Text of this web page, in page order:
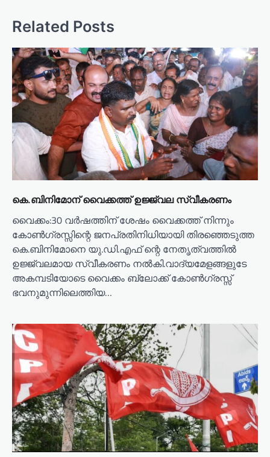
a
i
g
a
t
i
n
Related Posts
കെ.ബിനിമോന് വൈക്കത്ത് ഉജ്ജ്വല സ്വീകരണം
വൈക്കം:30 വര്‍ഷത്തിന് ശേഷം വൈക്കത്ത് നിന്നും
കോണ്‍ഗ്രസ്സിന്റെ ജനപ്രതിനിധിയായി തിരഞ്ഞെടുത്ത
കെ.ബിനിമോനെ യു.ഡി.എഫ് ന്റെ നേതൃത്വത്തില്‍
ഉജ്ജ്വലമായ സ്വീകരണം നല്‍കി.വാദ്യമേളങ്ങളുടേ
അകമ്പടിയോടെ വൈക്കം ബ്ലോക്ക് കോണ്‍ഗ്രസ്സ്
ഭവനുമുന്നിലെത്തിയ…